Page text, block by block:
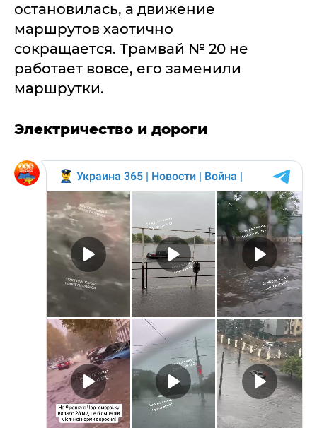
остановилась, а движение
маршрутов хаотично
сокращается. Трамвай № 20 не
работает вовсе, его заменили
маршрутки.
Электричество и дороги